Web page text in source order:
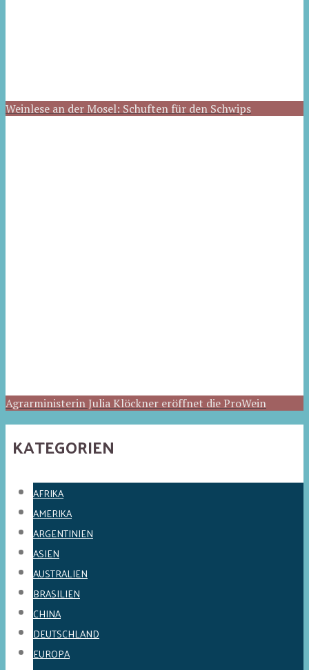
Weinlese an der Mosel: Schuften für den Schwips
Agrarministerin Julia Klöckner eröffnet die ProWein
KATEGORIEN
AFRIKA
AMERIKA
ARGENTINIEN
ASIEN
AUSTRALIEN
BRASILIEN
CHINA
DEUTSCHLAND
EUROPA